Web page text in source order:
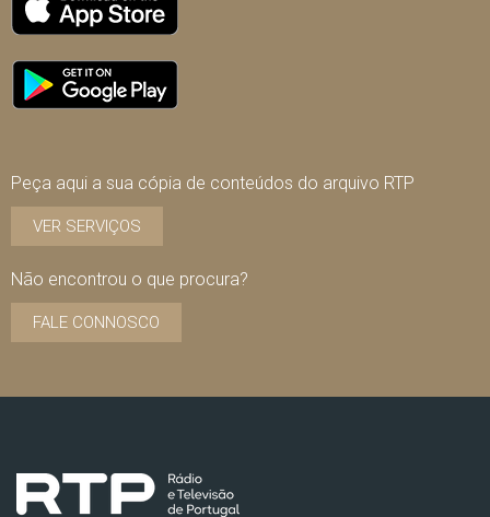
Peça aqui a sua cópia de conteúdos do arquivo RTP
VER SERVIÇOS
Não encontrou o que procura?
FALE CONNOSCO